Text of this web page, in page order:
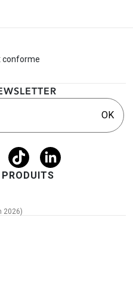
conforme
OK
2026)